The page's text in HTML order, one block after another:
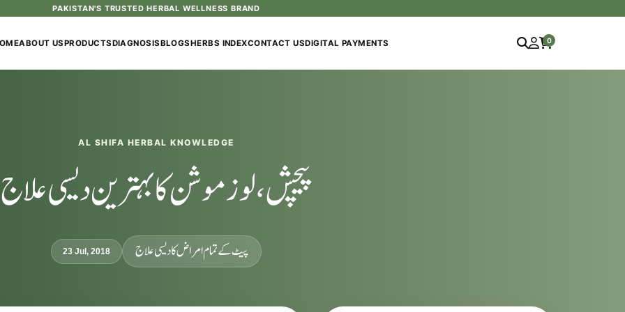
PAKISTAN'S TRUSTED HERBAL WELLNESS BRAND
ABOUT USPRODUCTSDIAGNOSISBLOGSHERBS INDEXCONTACT USDIGITAL PAYMENTS 0
AL SHIFA HERBAL KNOWLEDGE
پیچش، لوز موشن کا بہترین دیسی علاج
23 Jul, 2018 پیٹ کے تمام امراض کا دیسی علاج